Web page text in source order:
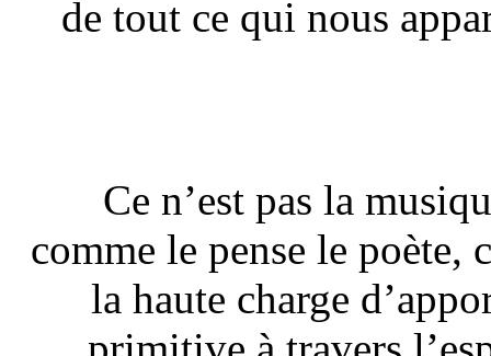
de tout ce qui nous
Ce n’est pas la
comme le pense le poète,
la haute charge